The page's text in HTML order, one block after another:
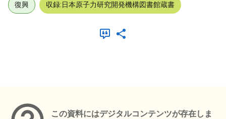
復興 収録:日本原子力研究開発機構図書館蔵書
この資料にはデジタルコンテンツが存在しま